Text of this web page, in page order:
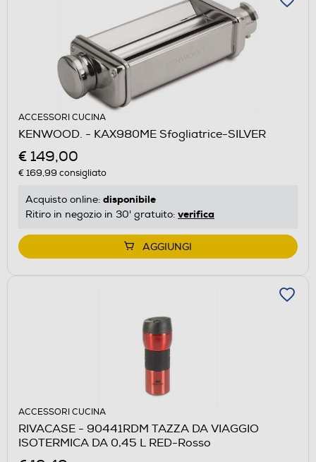
ACCESSORI CUCINA
KENWOOD. - KAX980ME Sfogliatrice-SILVER
€ 149,00
€ 169,99 consigliato
Acquisto online: disponibile
Ritiro in negozio in 30' gratuito: verifica
AGGIUNGI
ACCESSORI CUCINA
RIVACASE - 90441RDM TAZZA DA VIAGGIO
ISOTERMICA DA 0,45 L RED-Rosso